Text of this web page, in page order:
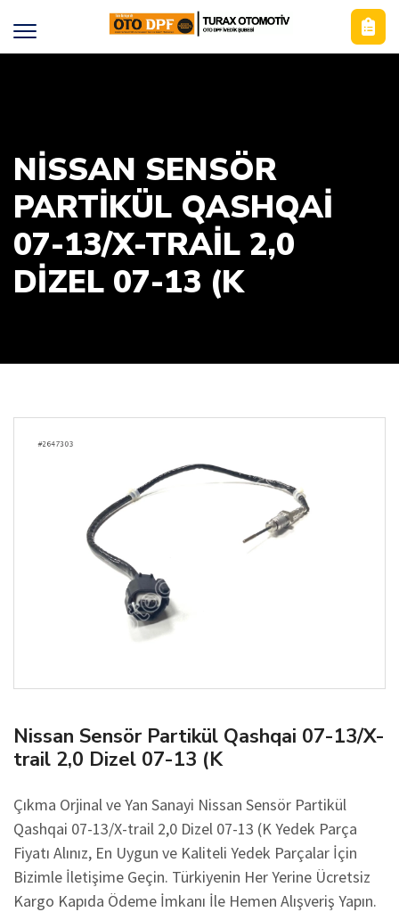
NISSAN SENSÖR
PARTIKÜL QASHQAI
07-13/X-TRAIL 2,0
DIZEL 07-13 (K
Nissan Sensör Partikül Qashqai 07-13/X-
trail 2,0 Dizel 07-13 (K
Çıkma Orjinal ve Yan Sanayi Nissan Sensör Partikül
Qashqai 07-13/X-trail 2,0 Dizel 07-13 (K Yedek Parça
Fiyatı Alınız, En Uygun ve Kaliteli Yedek Parçalar İçin
Bizimle İletişime Geçin. Türkiyenin Her Yerine Ücretsiz
Kargo Kapıda Ödeme İmkanı İle Hemen Alışveriş Yapın.